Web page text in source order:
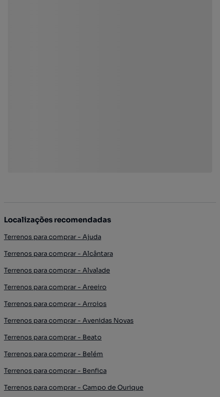
Localizações recomendadas
Terrenos para comprar - Ajuda
Terrenos para comprar - Alcântara
Terrenos para comprar - Alvalade
Terrenos para comprar - Areeiro
Terrenos para comprar - Arroios
Terrenos para comprar - Avenidas Novas
Terrenos para comprar - Beato
Terrenos para comprar - Belém
Terrenos para comprar - Benfica
Terrenos para comprar - Campo de Ourique